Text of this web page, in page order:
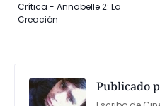
Crítica - Annabelle 2: La
Creación
Publicado